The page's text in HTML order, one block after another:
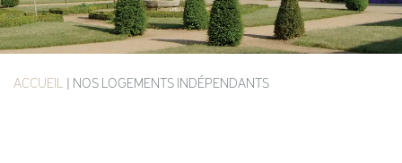
ACCUEIL | NOS LOGEMENTS INDÉPENDANTS